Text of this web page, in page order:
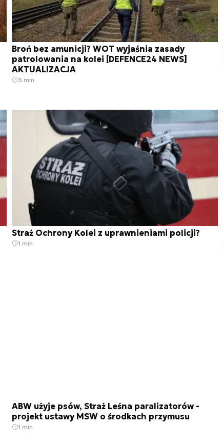
Broń bez amunicji? WOT wyjaśnia zasady
patrolowania na kolei [DEFENCE24 NEWS]
AKTUALIZACJA
3 min.
Straż Ochrony Kolei z uprawnieniami policji?
1 min.
ABW użyje psów, Straż Leśna paralizatorów -
projekt ustawy MSW o środkach przymusu
1 min.